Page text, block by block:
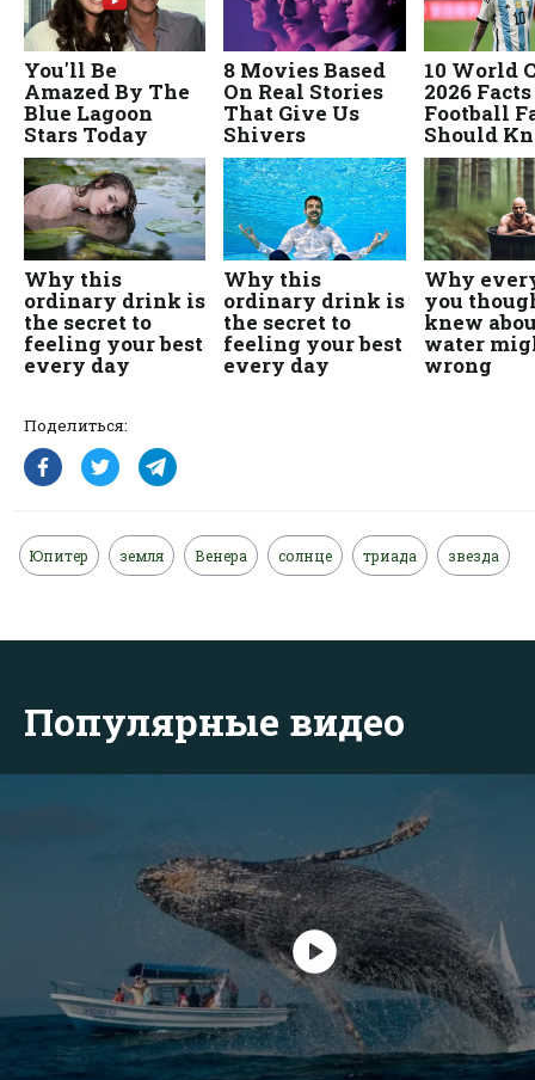
Поделиться:
Юпитер земля Венера солнце триада звезда
Популярные видео